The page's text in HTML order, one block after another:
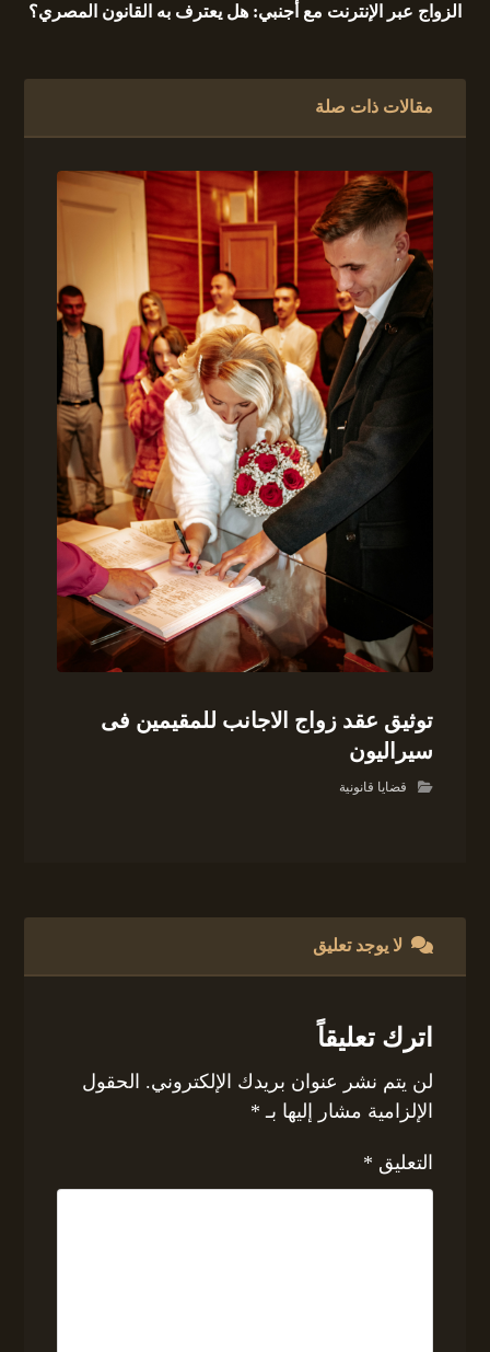
الزواج عبر الإنترنت مع أجنبي: هل يعترف به القانون المصري؟
مقالات ذات صلة
توثيق عقد زواج الاجانب للمقيمين فى
سيراليون
قضايا قانونية
لا يوجد تعليق
اترك تعليقاً
لن يتم نشر عنوان بريدك الإلكتروني. الحقول
الإلزامية مشار إليها بـ *
التعليق *